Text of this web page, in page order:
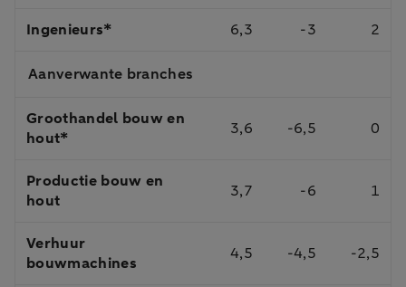
Ingenieurs* 6,3 -3 2
Aanverwante branches
Groothandel bouw en
hout*
3,6 -6,5 0
Productie bouw en
hout
3,7 -6 1
Verhuur
bouwmachines
4,5 -4,5 -2,5